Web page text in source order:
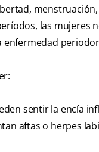
las
enfermedad
sentir la encía
aftas o herpes